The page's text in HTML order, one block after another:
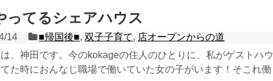
ってるシェアハウス
14 ■帰国後■,双子子育て, 店オープンからの道
、神田です。今のkokageの住人のひとりに、私がゲストハウ
た時におんなじ職場で働いていた女の子がいます！そこれ働